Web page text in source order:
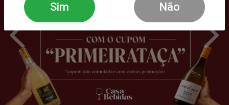
Sim Não